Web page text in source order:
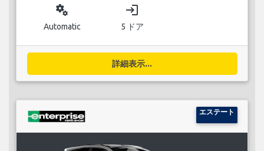
miscellaneous_services
Automatic
login
5 ドア
詳細表示...
エステート